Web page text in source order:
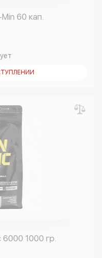
60 кап.
6000 1000 гр.